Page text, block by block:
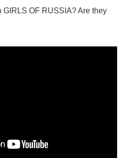
GIRLS OF RUSSIA? Are they